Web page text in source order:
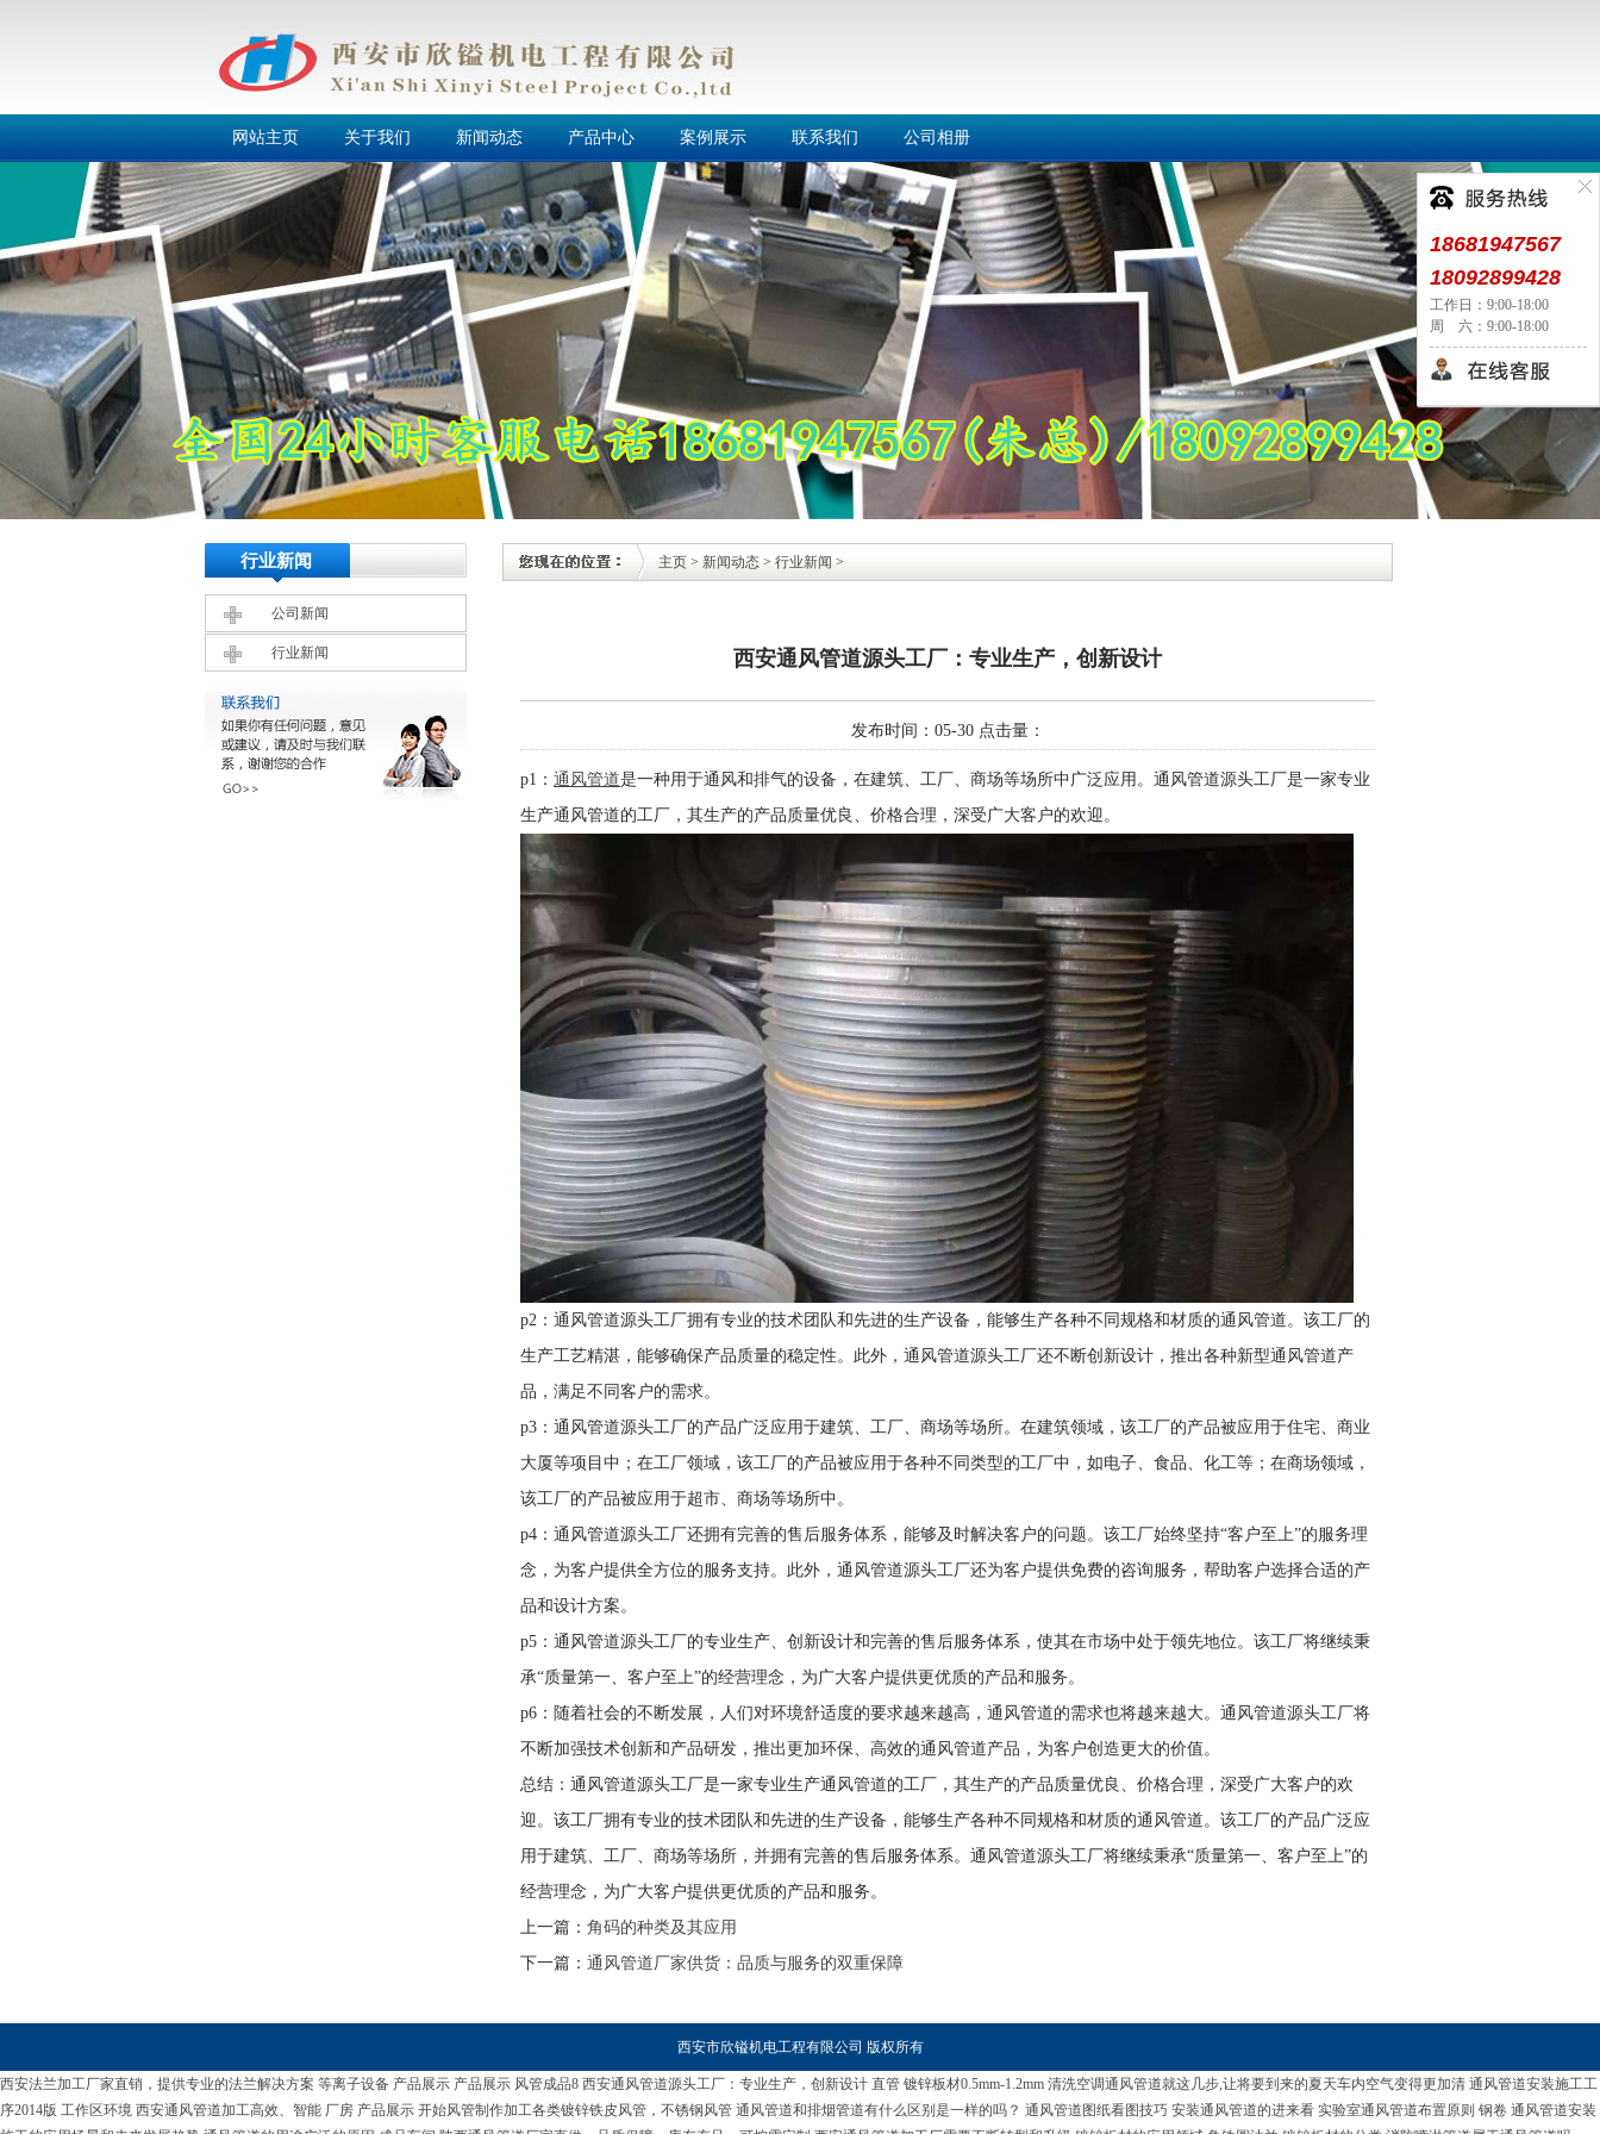
网站主页 关于我们 新闻动态 产品中心 案例展示 联系我们 公司相册
行业新闻
公司新闻
行业新闻
主页 > 新闻动态 > 行业新闻 >
西安通风管道源头工厂：专业生产，创新设计
发布时间：05-30 点击量：
p1： 通风管道是一种用于通风和排气的设备，在建筑、工厂、商场等场所中广泛应用。通风管道源头工厂是一家专业
生产通风管道的工厂，其生产的产品质量优良、价格合理，深受广大客户的欢迎。
p2：通风管道源头工厂拥有专业的技术团队和先进的生产设备，能够生产各种不同规格和材质的通风管道。该工厂的
生产工艺精湛，能够确保产品质量的稳定性。此外，通风管道源头工厂还不断创新设计，推出各种新型通风管道产
品，满足不同客户的需求。
p3：通风管道源头工厂的产品广泛应用于建筑、工厂、商场等场所。在建筑领域，该工厂的产品被应用于住宅、商业
大厦等项目中；在工厂领域，该工厂的产品被应用于各种不同类型的工厂中，如电子、食品、化工等；在商场领域，
该工厂的产品被应用于超市、商场等场所中。
p4：通风管道源头工厂还拥有完善的售后服务体系，能够及时解决客户的问题。该工厂始终坚持“客户至上”的服务理
念，为客户提供全方位的服务支持。此外，通风管道源头工厂还为客户提供免费的咨询服务，帮助客户选择合适的产
品和设计方案。
p5：通风管道源头工厂的专业生产、创新设计和完善的售后服务体系，使其在市场中处于领先地位。该工厂将继续秉
承“质量第一、客户至上”的经营理念，为广大客户提供更优质的产品和服务。
p6：随着社会的不断发展，人们对环境舒适度的要求越来越高，通风管道的需求也将越来越大。通风管道源头工厂将
不断加强技术创新和产品研发，推出更加环保、高效的通风管道产品，为客户创造更大的价值。
总结：通风管道源头工厂是一家专业生产通风管道的工厂，其生产的产品质量优良、价格合理，深受广大客户的欢
迎。该工厂拥有专业的技术团队和先进的生产设备，能够生产各种不同规格和材质的通风管道。该工厂的产品广泛应
用于建筑、工厂、商场等场所，并拥有完善的售后服务体系。通风管道源头工厂将继续秉承“质量第一、客户至上”的
经营理念，为广大客户提供更优质的产品和服务。
上一篇： 角码的种类及其应用
下一篇： 通风管道厂家供货：品质与服务的双重保障
西安市欣镒机电工程有限公司 版权所有
18681947567
18092899428
工作日：9:00-18:00
周 六：9:00-18:00
西安法兰加工厂家直销，提供专业的法兰解决方案 等离子设备 产品展示 产品展示 风管成品8 西安通风管道源头工厂：专业生产，创新设计 直管 镀锌板材0.5mm-1.2mm 清洗空调通风管道就这几步,让将要到来的夏天车内空气变得更加清 通风管道安装施工工
序2014版 工作区环境 西安通风管道加工高效、智能 厂房 产品展示 开始风管制作加工各类镀锌铁皮风管，不锈钢风管 通风管道和排烟管道有什么区别是一样的吗？ 通风管道图纸看图技巧 安装通风管道的进来看 实验室通风管道布置原则 钢卷 通风管道安装